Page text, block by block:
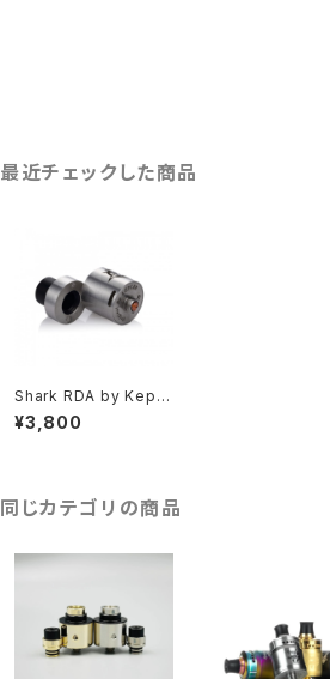
最近チェックした商品
Shark RDA by Keple
r (clone)
¥3,800
同じカテゴリの商品